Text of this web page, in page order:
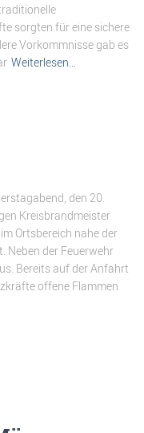
sorgten für eine sichere
Vorkommnisse gab es
Weiterlesen…
den 20.
Kreisbrandmeister
Ortsbereich nahe der
Neben der Feuerwehr
Bereits auf der Anfahrt
offene Flammen